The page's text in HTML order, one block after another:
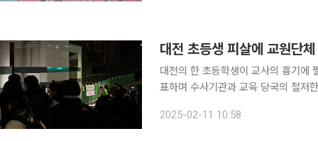
대전 초등생 피살에 교원단
대전의 한 초등학생이 교사의 흉기에
표하며 수사기관과 교육 당국의 철저한 진상 규
2025-02-11 10:58